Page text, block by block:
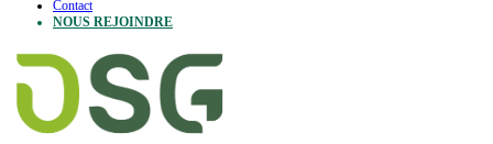
Contact
NOUS REJOINDRE